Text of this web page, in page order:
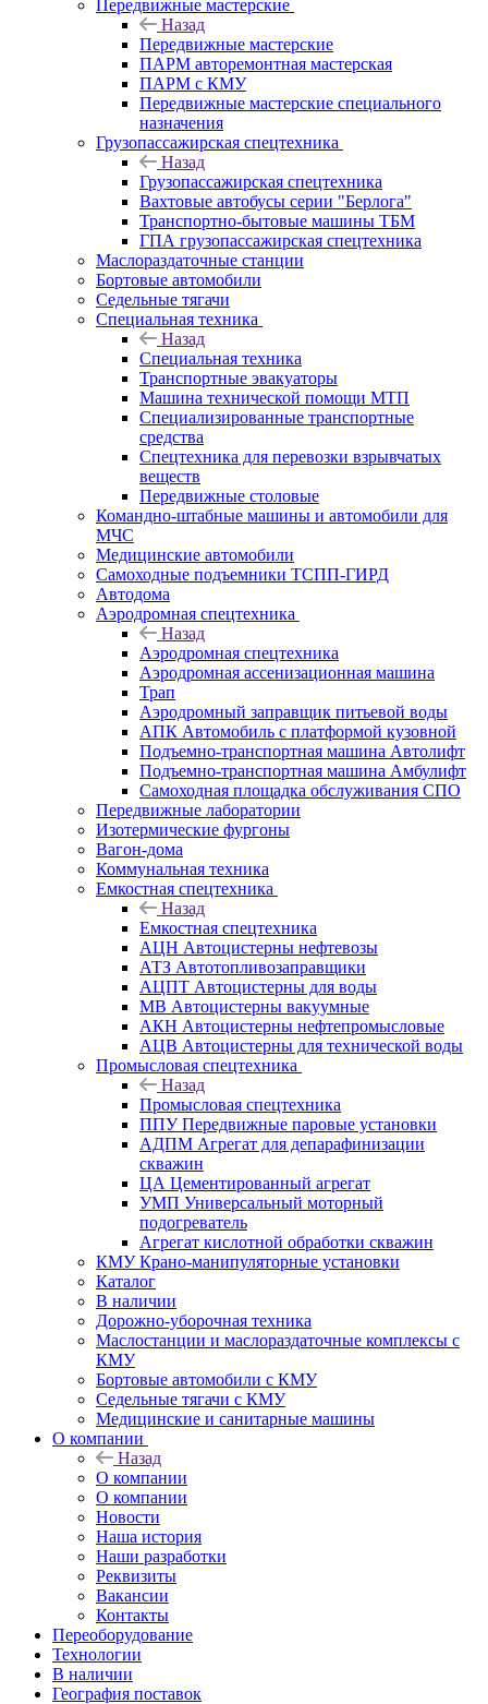
Передвижные мастерские
Назад
Передвижные мастерские
ПАРМ авторемонтная мастерская
ПАРМ с КМУ
Передвижные мастерские специального
назначения
Грузопассажирская спецтехника
Назад
Грузопассажирская спецтехника
Вахтовые автобусы серии "Берлога"
Транспортно-бытовые машины ТБМ
ГПА грузопассажирская спецтехника
Маслораздаточные станции
Бортовые автомобили
Седельные тягачи
Специальная техника
Назад
Специальная техника
Транспортные эвакуаторы
Машина технической помощи МТП
Специализированные транспортные
средства
Спецтехника для перевозки взрывчатых
веществ
Передвижные столовые
Командно-штабные машины и автомобили для
МЧС
Медицинские автомобили
Самоходные подъемники ТСПП-ГИРД
Автодома
Аэродромная спецтехника
Назад
Аэродромная спецтехника
Аэродромная ассенизационная машина
Трап
Аэродромный заправщик питьевой воды
АПК Автомобиль с платформой кузовной
Подъемно-транспортная машина Автолифт
Подъемно-транспортная машина Амбулифт
Самоходная площадка обслуживания СПО
Передвижные лаборатории
Изотермические фургоны
Вагон-дома
Коммунальная техника
Емкостная спецтехника
Назад
Емкостная спецтехника
АЦН Автоцистерны нефтевозы
АТЗ Автотопливозаправщики
АЦПТ Автоцистерны для воды
МВ Автоцистерны вакуумные
АКН Автоцистерны нефтепромысловые
АЦВ Автоцистерны для технической воды
Промысловая спецтехника
Назад
Промысловая спецтехника
ППУ Передвижные паровые установки
АДПМ Агрегат для депарафинизации
скважин
ЦА Цементированный агрегат
УМП Универсальный моторный
подогреватель
Агрегат кислотной обработки скважин
КМУ Крано-манипуляторные установки
Каталог
В наличии
Дорожно-уборочная техника
Маслостанции и маслораздаточные комплексы с
КМУ
Бортовые автомобили с КМУ
Седельные тягачи с КМУ
Медицинские и санитарные машины
О компании
Назад
О компании
О компании
Новости
Наша история
Наши разработки
Реквизиты
Вакансии
Контакты
Переоборудование
Технологии
В наличии
География поставок